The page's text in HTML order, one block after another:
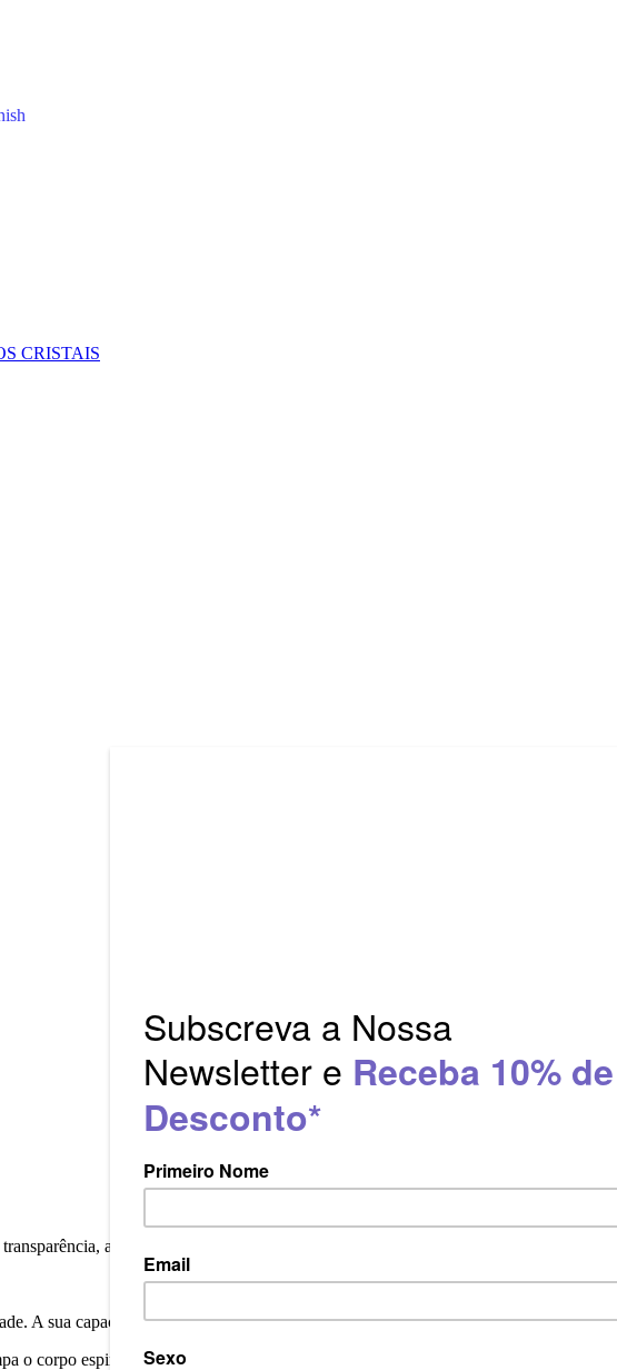
CRISTAIS
alguns cubos com fantasma roxo
A sua capacidade de transmutação faz dela um poderoso aliado, para quem queira
o corpo espiritual de padrões e pensamentos negativos. Traz claridade mental,